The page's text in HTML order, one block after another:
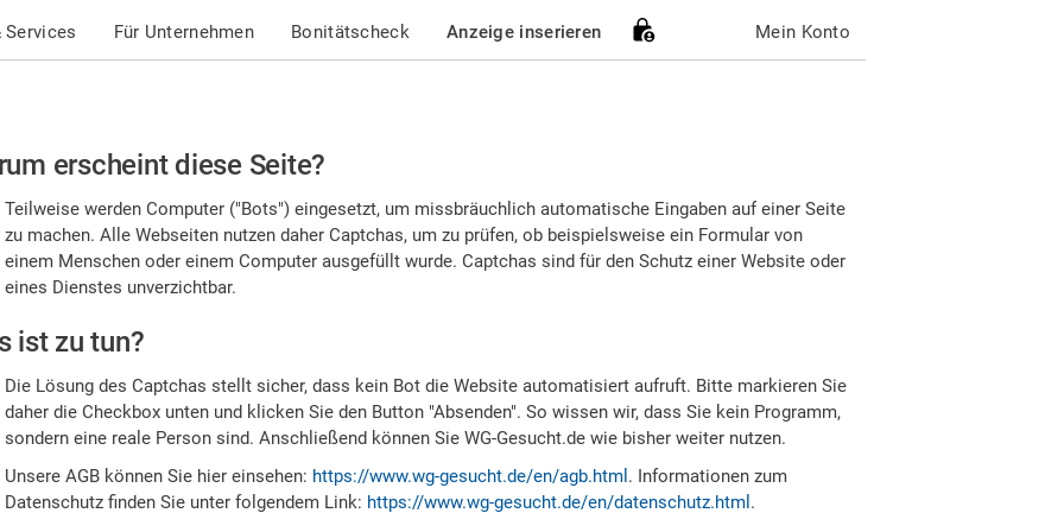
Services Für Unternehmen Bonitätscheck Anzeige inserieren Mein Konto
erscheint diese Seite?
Teilweise werden Computer ("Bots") eingesetzt, um missbräuchlich automatische Eingaben auf einer Seite
zu machen. Alle Webseiten nutzen daher Captchas, um zu prüfen, ob beispielsweise ein Formular von
einem Menschen oder einem Computer ausgefüllt wurde. Captchas sind für den Schutz einer Website oder
eines Dienstes unverzichtbar.
ist zu tun?
Die Lösung des Captchas stellt sicher, dass kein Bot die Website automatisiert aufruft. Bitte markieren Sie
daher die Checkbox unten und klicken Sie den Button "Absenden". So wissen wir, dass Sie kein Programm,
sondern eine reale Person sind. Anschließend können Sie WG-Gesucht.de wie bisher weiter nutzen.
Unsere AGB können Sie hier einsehen: https://www.wg-gesucht.de/en/agb.html . Informationen zum
Datenschutz finden Sie unter folgendem Link: https://www.wg-gesucht.de/en/datenschutz.html .